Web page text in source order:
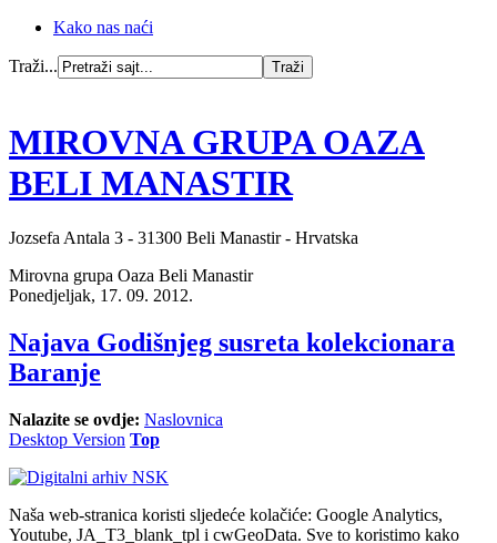
Kako nas naći
Traži...
MIROVNA GRUPA OAZA
BELI MANASTIR
Jozsefa Antala 3 - 31300 Beli Manastir - Hrvatska
Mirovna grupa Oaza Beli Manastir
Ponedjeljak, 17. 09. 2012.
Najava Godišnjeg susreta kolekcionara
Baranje
Nalazite se ovdje: Naslovnica
Desktop Version Top
Naša web-stranica koristi sljedeće kolačiće: Google Analytics,
Youtube, JA_T3_blank_tpl i cwGeoData. Sve to koristimo kako